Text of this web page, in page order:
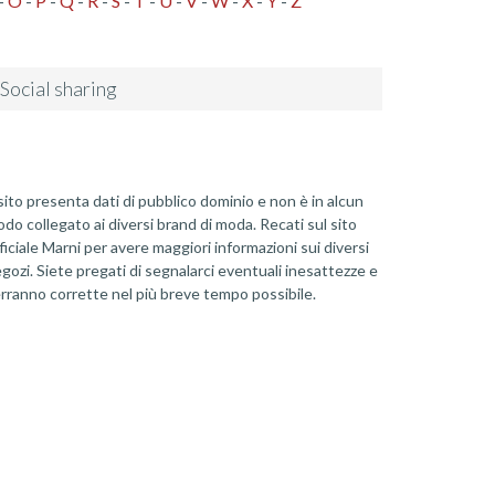
Social sharing
presenta dati di pubblico dominio e non è in alcun
collegato ai diversi brand di moda. Recati sul sito
Marni per avere maggiori informazioni sui diversi
Siete pregati di segnalarci eventuali inesattezze e
corrette nel più breve tempo possibile.